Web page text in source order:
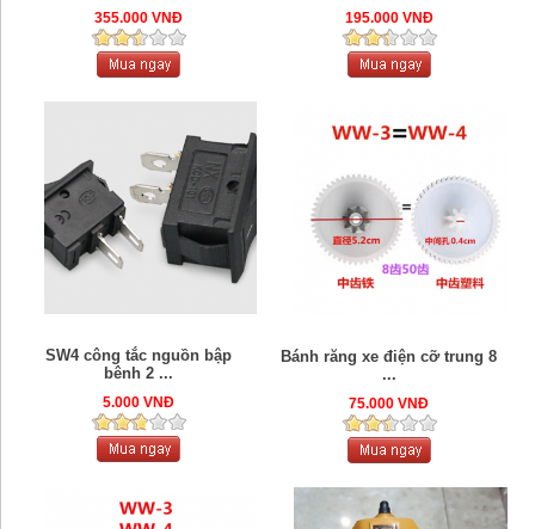
355.000 VNĐ 195.000 VNĐ
SW4 công tắc nguồn bập
bênh 2 ...
5.000 VNĐ
Bánh răng xe điện cỡ trung 8
...
75.000 VNĐ